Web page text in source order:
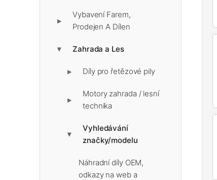
▶
Vybavení Farem,
Prodejen A Dílen
▶ Zahrada a Les
▶ Díly pro řetězové pily
▶
Motory zahrada / lesní
technika
▶
Vyhledávání
značky/modelu
Náhradní díly OEM,
odkazy na web a